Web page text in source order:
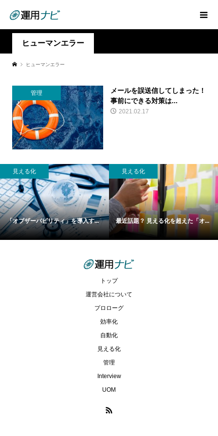
ヒューマンエラー
ヒューマンエラー
管理
メールを誤送信してしまった！
事前にできる対策は...
2021.02.17
見える化
「オブザーバビリティ」を導入す...
見える化
最近話題？ 見える化を超えた「オ...
トップ
運営会社について
プロローグ
効率化
自動化
見える化
管理
Interview
UOM